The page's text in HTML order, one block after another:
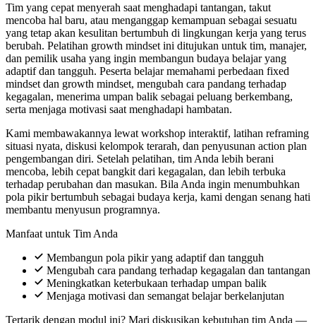
Tim yang cepat menyerah saat menghadapi tantangan, takut
mencoba hal baru, atau menganggap kemampuan sebagai sesuatu
yang tetap akan kesulitan bertumbuh di lingkungan kerja yang terus
berubah. Pelatihan growth mindset ini ditujukan untuk tim, manajer,
dan pemilik usaha yang ingin membangun budaya belajar yang
adaptif dan tangguh. Peserta belajar memahami perbedaan fixed
mindset dan growth mindset, mengubah cara pandang terhadap
kegagalan, menerima umpan balik sebagai peluang berkembang,
serta menjaga motivasi saat menghadapi hambatan.
Kami membawakannya lewat workshop interaktif, latihan reframing
situasi nyata, diskusi kelompok terarah, dan penyusunan action plan
pengembangan diri. Setelah pelatihan, tim Anda lebih berani
mencoba, lebih cepat bangkit dari kegagalan, dan lebih terbuka
terhadap perubahan dan masukan. Bila Anda ingin menumbuhkan
pola pikir bertumbuh sebagai budaya kerja, kami dengan senang hati
membantu menyusun programnya.
Manfaat untuk Tim Anda
Membangun pola pikir yang adaptif dan tangguh
Mengubah cara pandang terhadap kegagalan dan tantangan
Meningkatkan keterbukaan terhadap umpan balik
Menjaga motivasi dan semangat belajar berkelanjutan
Tertarik dengan modul ini? Mari diskusikan kebutuhan tim Anda —